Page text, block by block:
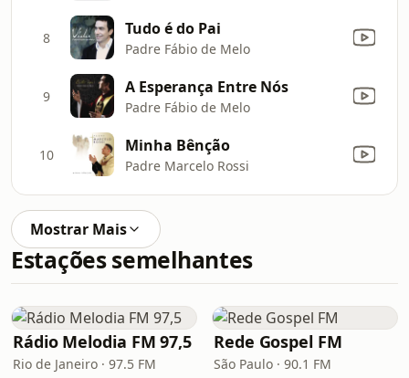
8 Tudo é do Pai
Padre Fábio de Melo
9 A Esperança Entre Nós
Padre Fábio de Melo
10 Minha Bênção
Padre Marcelo Rossi
Mostrar Mais
Estações semelhantes
Rádio Melodia FM 97,5
Rio de Janeiro · 97.5 FM
Rede Gospel FM
São Paulo · 90.1 FM